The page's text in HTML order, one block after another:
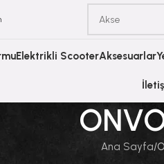
Elektrikli ScooterAksesuarlar
Ana Sayfa